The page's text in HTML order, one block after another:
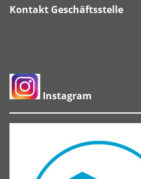
Kontakt Geschäftsstelle
Instagram